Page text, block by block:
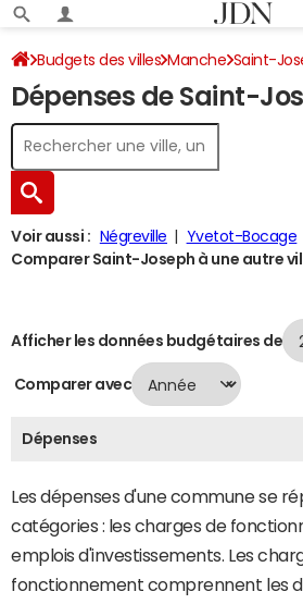
Budgets des villes Manche Saint-
Dépenses de Saint-
Voir aussi : Négreville Yvetot-Bocage
Comparer Saint-Joseph à une autre
Afficher les données budgétaires de
Comparer avec
Dépenses
Les dépenses d'une commune se
catégories : les charges de
emplois d'investissements. Les
fonctionnement comprennent les